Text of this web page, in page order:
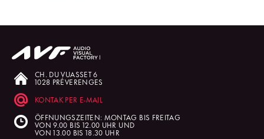
CH. DU VUASSET 6
1028 PRÉVERENGES
KONTAK PER E-MAIL
ÖFFNUNGSZEITEN: MONTAG BIS FREITAG
VON 9.00 BIS 12.00 UHR UND
VON 13.00 BIS 18.30 UHR